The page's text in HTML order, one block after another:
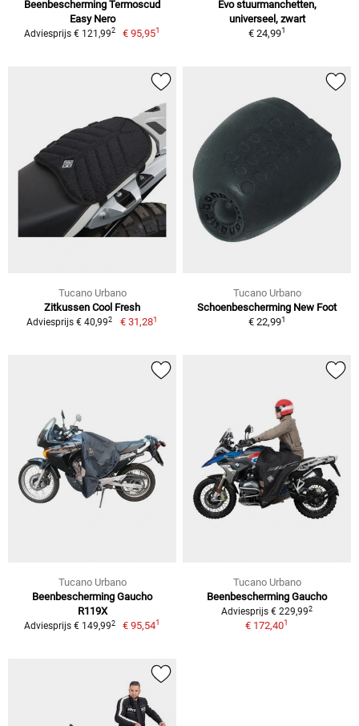
Beenbescherming Termoscud
Easy Nero
Adviesprijs € 121,992 € 95,951
Evo stuurmanchetten,
universeel, zwart
€ 24,991
Tucano Urbano
Zitkussen Cool Fresh
Adviesprijs € 40,992 € 31,281
Tucano Urbano
Schoenbescherming New Foot
€ 22,991
Tucano Urbano
Beenbescherming Gaucho
R119X
Adviesprijs € 149,992 € 95,541
Tucano Urbano
Beenbescherming Gaucho
Adviesprijs € 229,992
€ 172,401